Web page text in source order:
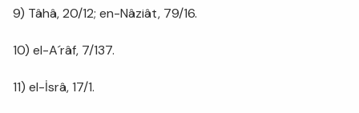
9) Tâhâ, 20/12; en-Nâziât, 79/16.
10) el-A´râf, 7/137.
11) el-İsrâ, 17/1.